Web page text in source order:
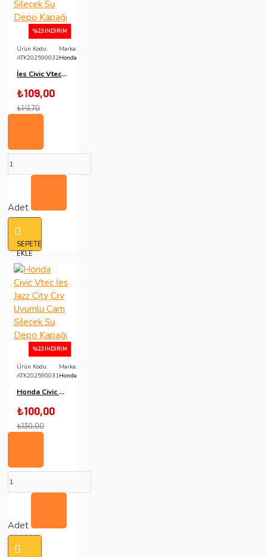
%23 İNDIRIM
Ürün Kodu:
ATK202590032
Marka:
Honda
İes Civic Vtech İes Fd6 Jazz City Crv Uyumlu Cam Silecek Su Depo Kapağı
₺109,00
₺141,70
Adet
SEPETE
EKLE
%23 İNDIRIM
Ürün Kodu:
ATK202590031
Marka:
Honda
Honda Civic Vtec İes Jazz City Crv Uyumlu Cam Silecek Su Depo Kapağı
₺100,00
₺130,00
Adet